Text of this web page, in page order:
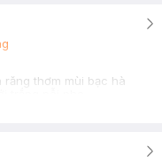
thơm mùi bạc hà